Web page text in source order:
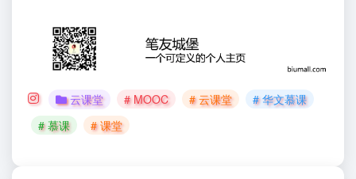
云课堂 # MOOC # 云课堂
# 华文慕课
# 慕课
# 课堂